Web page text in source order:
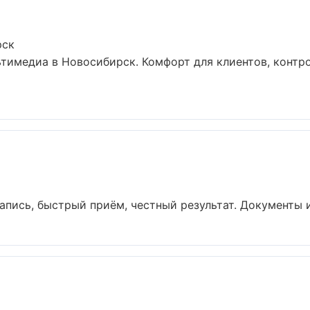
в Новосибирск. Комфорт для клиентов,
быстрый приём, честный результат. Документы